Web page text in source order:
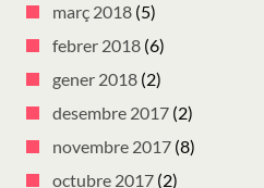
març 2018 (5)
febrer 2018 (6)
gener 2018 (2)
desembre 2017 (2)
novembre 2017 (8)
octubre 2017 (2)